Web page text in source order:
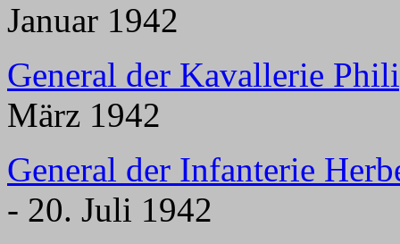
Januar 1942
General der Kavallerie
März 1942
General der Infanterie
- 20. Juli 1942